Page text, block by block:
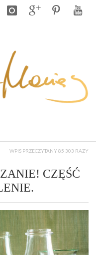
WPIS PRZECZYTANY 85 303 RAZY
CZĘŚĆ